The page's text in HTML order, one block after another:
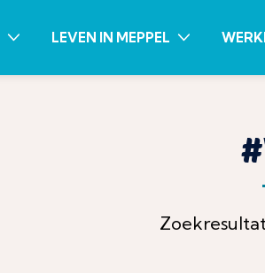
LEVEN IN MEPPEL